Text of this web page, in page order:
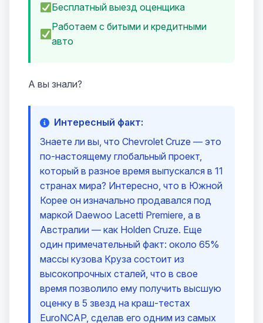
Бесплатный выезд оценщика
Работаем с битыми и кредитными
авто
А вы знали?
Интересный факт:
Знаете ли вы, что Chevrolet Cruze — это
по-настоящему глобальный проект,
который в разное время выпускался в 11
странах мира? Интересно, что в Южной
Корее он изначально продавался под
маркой Daewoo Lacetti Premiere, а в
Австралии — как Holden Cruze. Еще
один примечательный факт: около 65%
массы кузова Круза состоит из
высокопрочных сталей, что в свое
время позволило ему получить высшую
оценку в 5 звезд на краш-тестах
EuroNCAP, сделав его одним из самых